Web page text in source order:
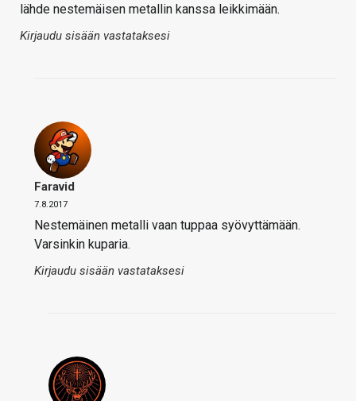
lähde nestemäisen metallin kanssa leikkimään.
Kirjaudu sisään vastataksesi
Faravid
7.8.2017
Nestemäinen metalli vaan tuppaa syövyttämään.
Varsinkin kuparia.
Kirjaudu sisään vastataksesi